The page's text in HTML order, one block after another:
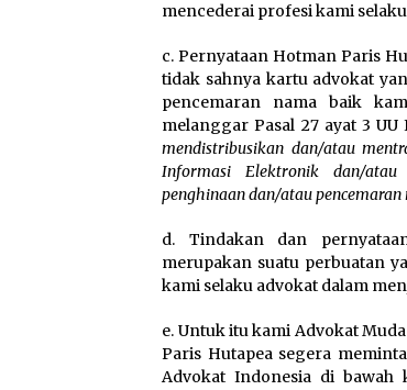
mencederai profesi kami
c. Pernyataan Hotman Paris
tidak sahnya kartu advokat
pencemaran nama baik
melanggar Pasal 27 ayat 3 UU
mendistribusikan dan/atau
Informasi Elektronik dan/
penghinaan dan/atau
d. Tindakan dan
merupakan suatu perbuatan
kami selaku advokat dalam
e. Untuk itu kami Advokat
Paris Hutapea segera
Advokat Indonesia di bawah